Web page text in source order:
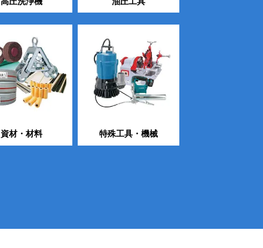
資材・材料 特殊工具・機械